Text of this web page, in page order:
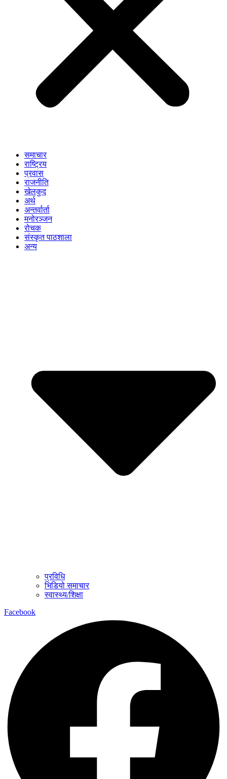
समाचार
राष्ट्रिय
प्रवास
राजनीति
खेलकुद
अर्थ
अन्तर्वार्ता
मनोरञ्जन
रोचक
संस्कृत पाठशाला
अन्य
प्रविधि
भिडियो समाचार
स्वास्थ्य/शिक्षा
Facebook